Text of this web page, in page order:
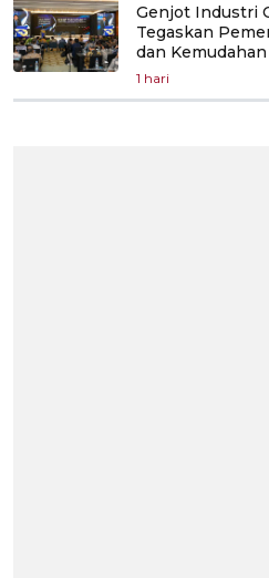
Genjot Industri
Tegaskan
dan
1 hari